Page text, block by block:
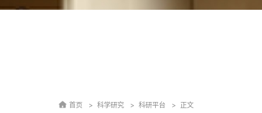
首页 科学研究 科研平台 正文